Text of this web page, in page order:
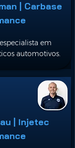
| Carbase
em
automotivos.
| Injetec